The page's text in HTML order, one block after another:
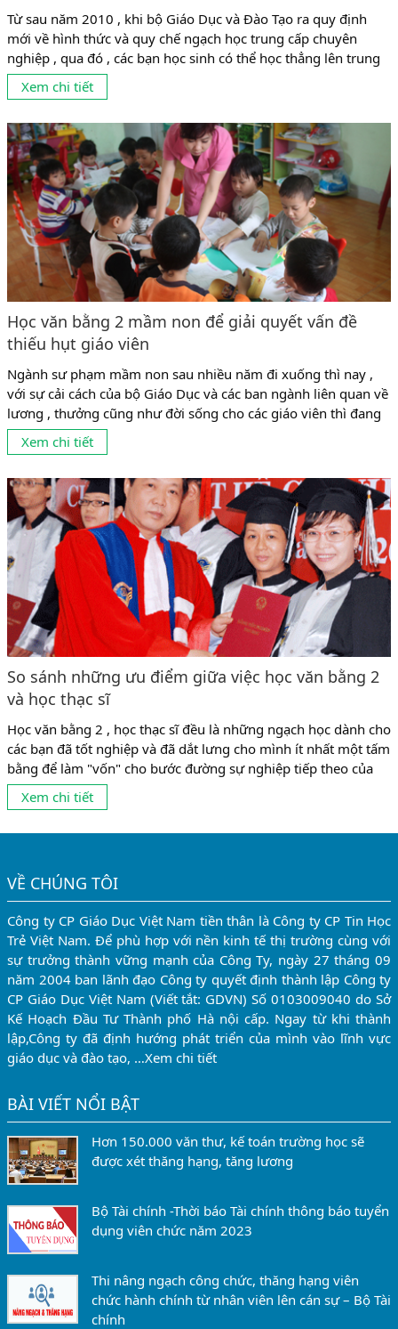
Từ sau năm 2010 , khi bộ Giáo Dục và Đào Tạo ra quy định
mới về hình thức và quy chế ngạch học trung cấp chuyên
nghiệp , qua đó , các bạn học sinh có thể học thẳng lên trung
cấp mà không cần phải qua trung học phổ thông thì hệ trung
cấp trở thành lựa chọn...
Xem chi tiết
Học văn bằng 2 mầm non để giải quyết vấn đề
thiếu hụt giáo viên
Ngành sư phạm mầm non sau nhiều năm đi xuống thì nay ,
với sự cải cách của bộ Giáo Dục và các ban ngành liên quan về
lương , thưởng cũng như đời sống cho các giáo viên thì đang
có dấu hiệu phát triển mạnh trở lại . Tuy nhiên , tình trạng
cung không đủ cầu ,...
Xem chi tiết
So sánh những ưu điểm giữa việc học văn bằng 2
và học thạc sĩ
Học văn bằng 2 , học thạc sĩ đều là những ngạch học dành cho
các bạn đã tốt nghiệp và đã dắt lưng cho mình ít nhất một tấm
bằng để làm "vốn" cho bước đường sự nghiệp tiếp theo của
mình . 2 ngạch học trên đều có những mặt mạnh và những ưu
điểm riêng biệt ....
Xem chi tiết
VỀ CHÚNG TÔI
Công ty CP Giáo Dục Việt Nam tiền thân là Công ty CP Tin Học
Trẻ Việt Nam. Để phù hợp với nền kinh tế thị trường cùng với
sự trưởng thành vững mạnh của Công Ty, ngày 27 tháng 09
năm 2004 ban lãnh đạo Công ty quyết định thành lập Công ty
CP Giáo Dục Việt Nam (Viết tắt: GDVN) Số 0103009040 do Sở
Kế Hoạch Đầu Tư Thành phố Hà nội cấp. Ngay từ khi thành
lập,Công ty đã định hướng phát triển của mình vào lĩnh vực
giáo dục và đào tạo, …Xem chi tiết
BÀI VIẾT NỔI BẬT
Hơn 150.000 văn thư, kế toán trường học sẽ
được xét thăng hạng, tăng lương
Bộ Tài chính -Thời báo Tài chính thông báo tuyển
dụng viên chức năm 2023
Thi nâng ngạch công chức, thăng hạng viên
chức hành chính từ nhân viên lên cán sự – Bộ Tài
chính